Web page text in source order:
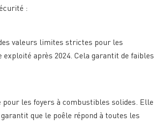
:
valeurs limites strictes pour les
après 2024. Cela garantit de faibles
les foyers à combustibles solides. Elle
que le poêle répond à toutes les